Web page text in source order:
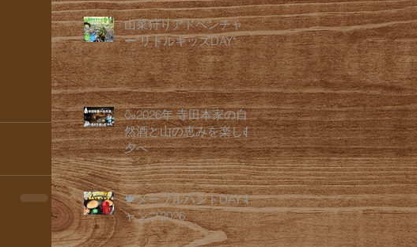
山菜狩りアドベンチャ
ー"リトルキッズDAY"
🍶2026年 寺田本家の自
然酒と山の恵みを楽しむ
夕べ
🍁メープルハントDAYキ
ャンプ2026